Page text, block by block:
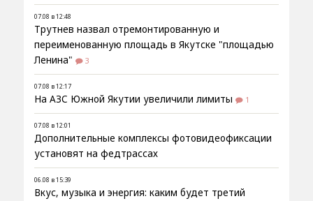
07.08 в 12:48
Трутнев назвал отремонтированную и
переименованную площадь в Якутске "площадью
Ленина"
3
07.08 в 12:17
На АЗС Южной Якутии увеличили лимиты 1
07.08 в 12:01
Дополнительные комплексы фотовидеофиксации
установят на федтрассах
06.08 в 15:39
Вкус, музыка и энергия: каким будет третий